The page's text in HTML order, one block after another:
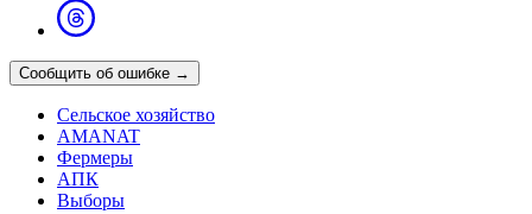
Сообщить об ошибке →
Сельское хозяйство
AMANAT
Фермеры
АПК
Выборы